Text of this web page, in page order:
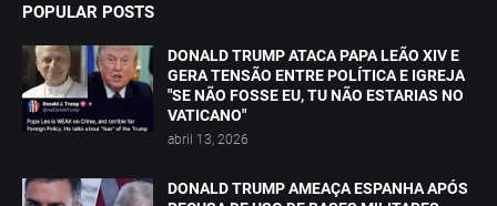
POPULAR POSTS
DONALD TRUMP ATACA PAPA LEÃO XIV E
GERA TENSÃO ENTRE POLÍTICA E IGREJA
"SE NÃO FOSSE EU, TU NÃO ESTARIAS NO
VATICANO"
abril 13, 2026
DONALD TRUMP AMEAÇA ESPANHA APÓS